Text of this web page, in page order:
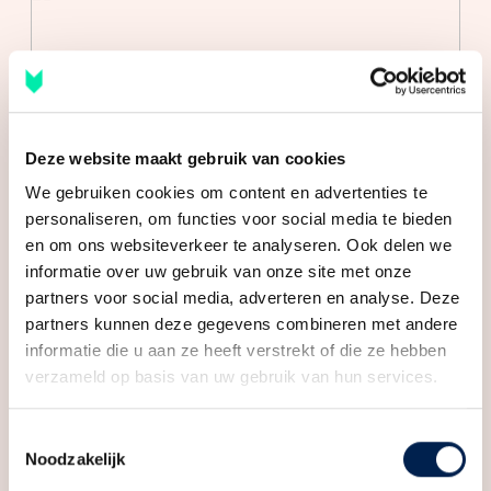
Deze website maakt gebruik van cookies
We gebruiken cookies om content en advertenties te
personaliseren, om functies voor social media te bieden
en om ons websiteverkeer te analyseren. Ook delen we
informatie over uw gebruik van onze site met onze
partners voor social media, adverteren en analyse. Deze
partners kunnen deze gegevens combineren met andere
informatie die u aan ze heeft verstrekt of die ze hebben
verzameld op basis van uw gebruik van hun services.
Noodzakelijk
De ruime slaapkamer (ca. 12 m²) ligt naast de keuken
en biedt, net als de keuken, toegang tot het balkon.
naar het balkon geven een prettige verbinding met
buiten.
BALKON
Het balkon is een fijne buitenruimte van ca. 5 m², met
uitzicht op het groene plantsoen en ochtendzon. Een
ingebouwde kast zorgt voor extra opbergruimte. Hier
geniet je in alle rust van je koffie met uitzicht op
Externe bergruimte
Indeling
Aantal kamers
3 kamers (2 slaapkamers)
Aantal badkamers
1 badkamer
Badkamervoorzieningen
Inloopdouche, toilet, wastafel,
wastafelmeubel
Aantal woonlagen
1